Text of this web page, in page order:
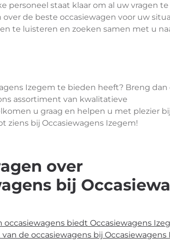
personeel staat klaar om al uw vragen te
de beste occasiewagen voor uw
te luisteren en zoeken samen met u
Izegem te bieden heeft? Breng dan
assortiment van kwalitatieve
u graag en helpen u met plezier
ziens bij Occasiewagens Izegem!
over
bij
biedt Occasiewagens
de occasiewagens bij Occasiewagens